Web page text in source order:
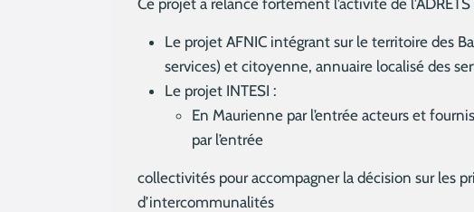
Le projet AFNIC intégrant sur le territoire des
services) et citoyenne, annuaire localisé des
Le projet INTESI :
En Maurienne par l’entrée acteurs et
par l’entrée
collectivités pour accompagner la décision sur les
d’intercommunalités